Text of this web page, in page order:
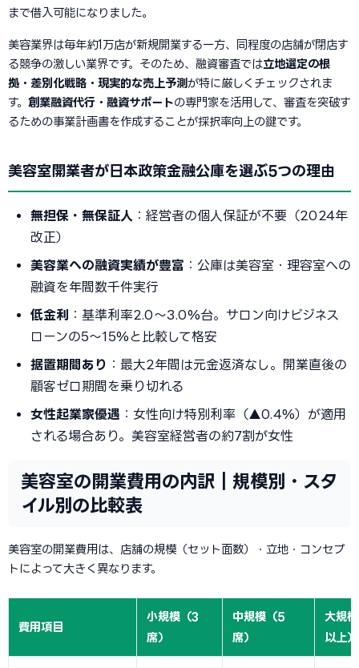
まで借入可能になりました。
美容業界は毎年約1万店が新規開業する一方、同程度の店舗が閉店す
る競争の激しい業界です。そのため、融資審査では立地選定の根
拠・差別化戦略・現実的な売上予測が特に厳しくチェックされま
す。 創業融資代行・融資サポートの専門家を活用して、審査を突破す
るための事業計画書を作成することが採択率向上の鍵です。
美容室開業者が日本政策金融公庫を選ぶ5つの理由
無担保・無保証人 ：経営者の個人保証が不要（2024年
改正）
美容業への融資実績が豊富 ：公庫は美容室・理容室への
融資を年間数千件実行
低金利 ：基準利率2.0〜3.0%台。サロン向けビジネス
ローンの5〜15%と比較して格安
据置期間あり ：最大2年間は元金返済なし。開業直後の
顧客ゼロ期間を乗り切れる
女性起業家優遇 ：女性向け特別利率（▲0.4%）が適用
される場合あり。美容室経営者の約7割が女性
美容室の開業費用の内訳｜規模別・スタ
イル別の比較表
美容室の開業費用は、店舗の規模（セット面数）・立地・コンセプ
トによって大きく異なります。
費用項目
小規模（3
席）
中規模（5
席）
大規
以上）